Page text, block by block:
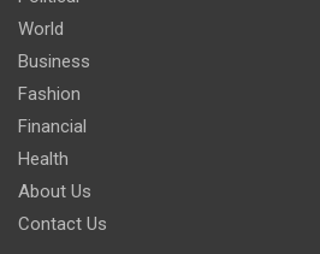
World
Business
Fashion
Financial
Health
About Us
Contact Us